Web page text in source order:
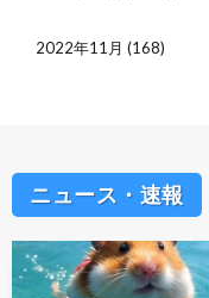
2022年11月 (168)
ニュース・速報